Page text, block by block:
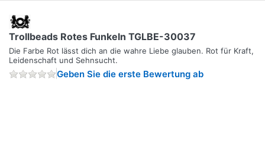
Trollbeads Rotes Funkeln TGLBE-30037
Die Farbe Rot lässt dich an die wahre Liebe glauben. Rot für Kraft,
Leidenschaft und Sehnsucht.
Geben Sie die erste Bewertung ab